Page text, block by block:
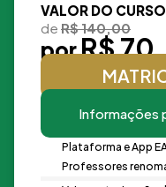
VALOR DO CURSO
de R$ 140,00
porR$
Informações
Plataforma e App
Professores